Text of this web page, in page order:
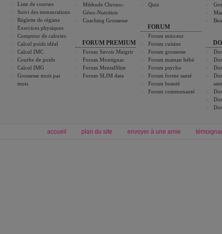
Liste de courses
Suivi des mensurations
Réglette de régime
Exercices physiques
Compteur de calories
Calcul poids idéal
Calcul IMC
Courbe de poids
Calcul IMG
Grossesse mois par
mois
Méthode Chrono-
Géno-Nutrition
Coaching Grossesse
FORUM PREMIUM
Forum Savoir Maigrir
Forum Montignac
Forum MentalSlim
Forum SLIM data
Quiz
FORUM
Forum minceur
Forum cuisine
Forum grossesse
Forum maman bébé
Forum psycho
Forum forme santé
Forum beauté
Forum communauté
accueil plan du site envoyer à une amie